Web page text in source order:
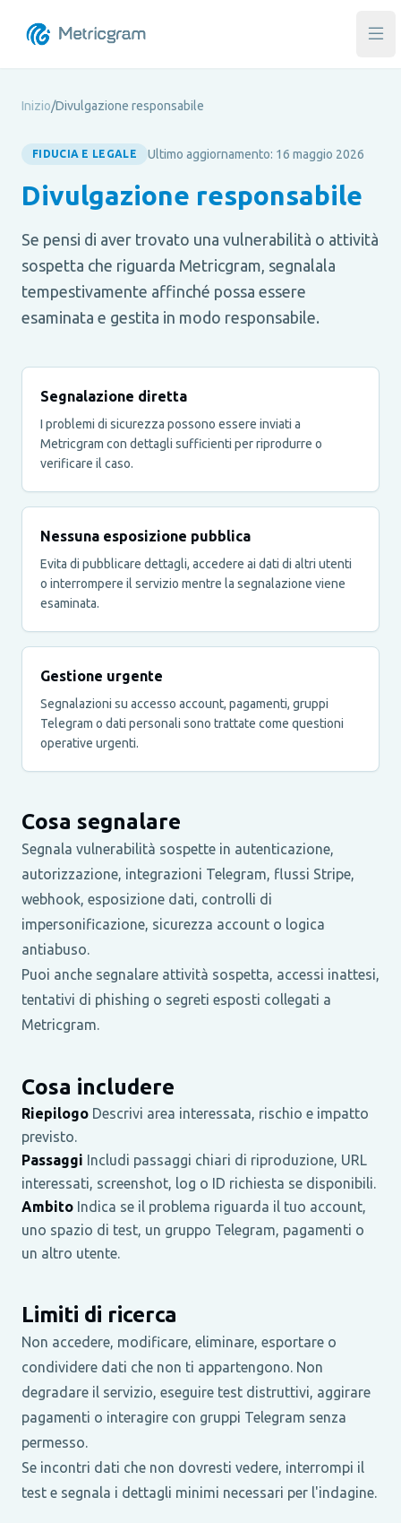
Inizio/Divulgazione responsabile
FIDUCIA E LEGALE Ultimo aggiornamento: 16 maggio 2026
Divulgazione responsabile
Se pensi di aver trovato una vulnerabilità o attività
sospetta che riguarda Metricgram, segnalala
tempestivamente affinché possa essere
esaminata e gestita in modo responsabile.
Segnalazione diretta
I problemi di sicurezza possono essere inviati a
Metricgram con dettagli sufficienti per riprodurre o
verificare il caso.
Nessuna esposizione pubblica
Evita di pubblicare dettagli, accedere ai dati di altri utenti
o interrompere il servizio mentre la segnalazione viene
esaminata.
Gestione urgente
Segnalazioni su accesso account, pagamenti, gruppi
Telegram o dati personali sono trattate come questioni
operative urgenti.
Cosa segnalare
Segnala vulnerabilità sospette in autenticazione,
autorizzazione, integrazioni Telegram, flussi Stripe,
webhook, esposizione dati, controlli di
impersonificazione, sicurezza account o logica
antiabuso.
Puoi anche segnalare attività sospetta, accessi inattesi,
tentativi di phishing o segreti esposti collegati a
Metricgram.
Cosa includere
Riepilogo Descrivi area interessata, rischio e impatto
previsto.
Passaggi Includi passaggi chiari di riproduzione, URL
interessati, screenshot, log o ID richiesta se disponibili.
Ambito Indica se il problema riguarda il tuo account,
uno spazio di test, un gruppo Telegram, pagamenti o
un altro utente.
Limiti di ricerca
Non accedere, modificare, eliminare, esportare o
condividere dati che non ti appartengono. Non
degradare il servizio, eseguire test distruttivi, aggirare
pagamenti o interagire con gruppi Telegram senza
permesso.
Se incontri dati che non dovresti vedere, interrompi il
test e segnala i dettagli minimi necessari per l'indagine.